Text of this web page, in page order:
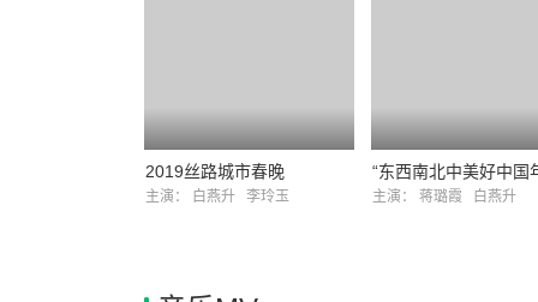
2019丝路城市春晚
主演： 白燕升 李玲玉 主演： 蒋璐霞 白燕升